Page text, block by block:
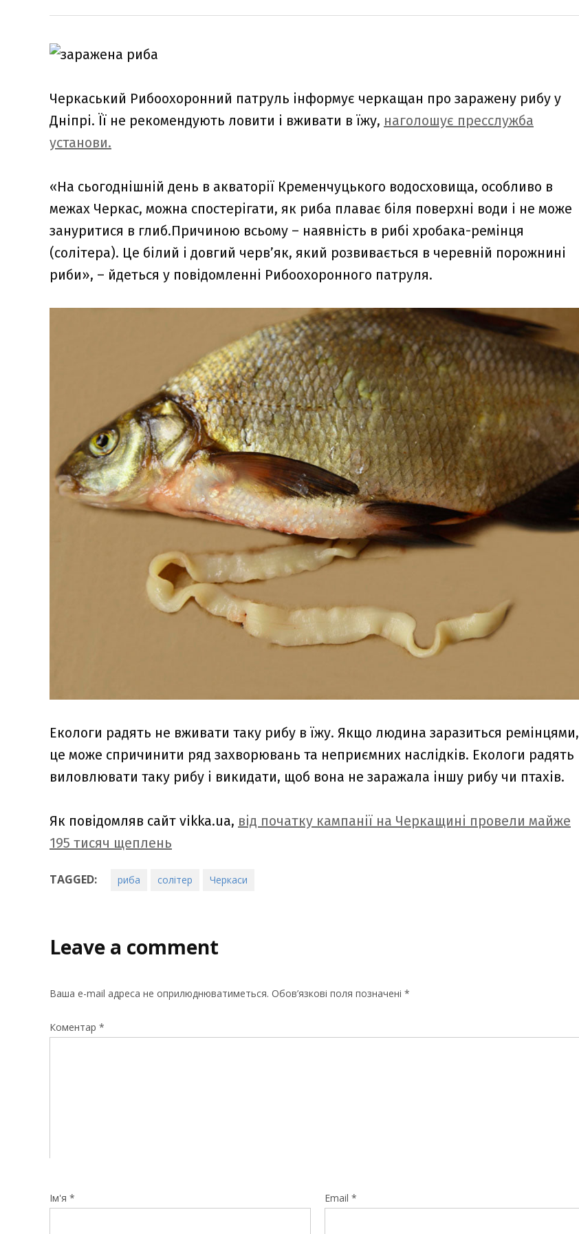
Черкаський Рибоохоронний патруль інформує черкащан про заражену рибу у
Дніпрі. Її не рекомендують ловити і вживати в їжу, наголошує пресслужба
установи.
«На сьогоднішній день в акваторії Кременчуцького водосховища, особливо в
межах Черкас, можна спостерігати, як риба плаває біля поверхні води і не може
зануритися в глиб.Причиною всьому – наявність в рибі хробака-ремінця
(солітера). Це білий і довгий черв’як, який розвивається в черевній порожнині
риби», – йдеться у повідомленні Рибоохоронного патруля.
Екологи радять не вживати таку рибу в їжу. Якщо людина заразиться ремінцями,
це може спричинити ряд захворювань та неприємних наслідків. Екологи радять
виловлювати таку рибу і викидати, щоб вона не заражала іншу рибу чи птахів.
Як повідомляв сайт vikka.ua, від початку кампанії на Черкащині провели майже
195 тисяч щеплень
TAGGED: риба солітер Черкаси
Leave a comment
Ваша e-mail адреса не оприлюднюватиметься. Обов’язкові поля позначені *
Коментар *
Ім'я * Email *